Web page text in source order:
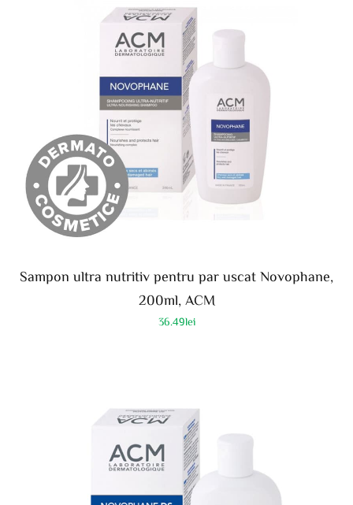
Sampon ultra nutritiv pentru par uscat Novophane,
200ml, ACM
36.49lei